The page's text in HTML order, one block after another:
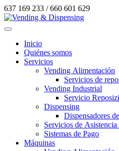
637 169 233 / 660 601 629
Inicio
Quiénes somos
Servicios
Vending Alimentación
Servicios de
Vending Industrial
Servicio
Dispensing
Dispensadores
Servicios de
Sistemas de Pago
Máquinas